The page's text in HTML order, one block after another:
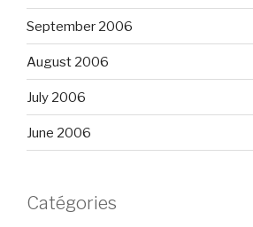
September 2006
August 2006
July 2006
June 2006
Catégories